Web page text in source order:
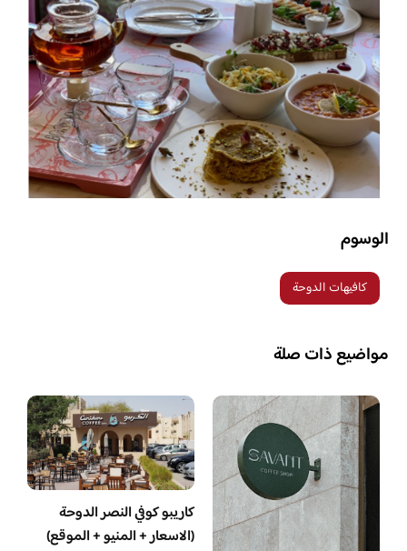
الوسوم
كافيهات الدوحة
مواضيع ذات صلة
كاريبو كوفي النصر الدوحة
(الاسعار + المنيو + الموقع)